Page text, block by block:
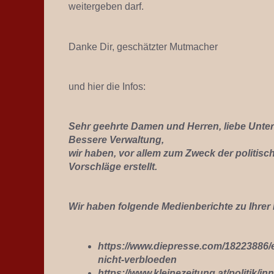
weitergeben darf.
Danke Dir, geschätzter Mutmacher
und hier die Infos:
Sehr geehrte Damen und Herren, liebe
Bessere Verwaltung,
wir haben, vor allem zum Zweck der
Vorschläge erstellt.
Wir haben folgende Medienberichte zu
https://www.diepresse.com/
nicht-verbloeden